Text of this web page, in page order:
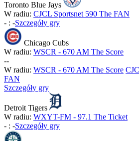
Toronto Blue Jays
W radiu: CJCL Sportsnet 590 The FAN
- : -Szczegóły gry
Chicago Cubs
W radiu: WSCR - 670 AM The Score
--
W radiu: WSCR - 670 AM The Score
FAN
Szczegóły gry
Detroit Tigers
W radiu: WXYT-FM - 97.1 The Ticket
- : -Szczegóły gry